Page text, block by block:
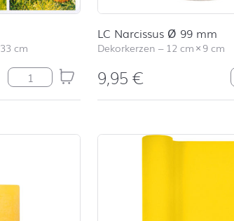
33 cm
Easter Collage Menge
LC Narcissus Ø 99 mm
Dekorkerzen – 12 cm×9 cm
9,95€